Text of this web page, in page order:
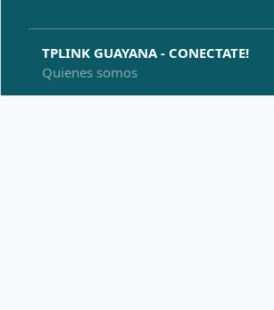
TPLINK GUAYANA - CONECTATE!
Quienes somos